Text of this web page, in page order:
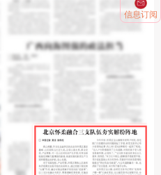
信息订阅